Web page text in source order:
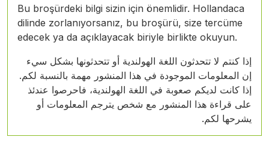
Bu broşürdeki bilgi sizin için önemlidir. Hollandaca
dilinde zorlanıyorsanız, bu broşürü, size tercüme
edecek ya da açıklayacak biriyle birlikte okuyun.
إذا كنتم لا تتحدثون اللغة الهولندية أو تتحدثونها بشكل سيء
إن المعلومات الموجودة في هذا المنشور مهمة بالنسبة لكم.
إذا كانت لديكم صعوبة في اللغة الهولندية، فاحرصوا عندئذ
على قراءة هذا المنشور مع شخص يترجم المعلومات أو
يشرحها لكم.